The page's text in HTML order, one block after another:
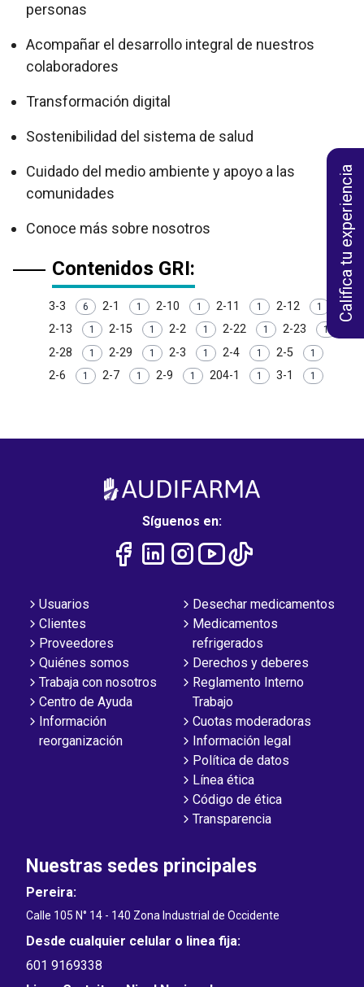
personas
Acompañar el desarrollo integral de nuestros
colaboradores
Transformación digital
Sostenibilidad del sistema de salud
Cuidado del medio ambiente y apoyo a las
comunidades
Conoce más sobre nosotros
Contenidos GRI:
3-3 6 2-1 1 2-10 1 2-11 1 2-12 1
2-13 1 2-15 1 2-2 1 2-22 1 2-23 1
2-28 1 2-29 1 2-3 1 2-4 1 2-5 1
2-6 1 2-7 1 2-9 1 204-1 1 3-1 1
Síguenos en:
Usuarios
Clientes
Proveedores
Quiénes somos
Trabaja con nosotros
Centro de Ayuda
Información
reorganización
Desechar medicamentos
Medicamentos
refrigerados
Derechos y deberes
Reglamento Interno
Trabajo
Cuotas moderadoras
Información legal
Política de datos
Línea ética
Código de ética
Transparencia
Nuestras sedes principales
Pereira:
Calle 105 N° 14 - 140 Zona Industrial de Occidente
Desde cualquier celular o linea fija:
601 9169338
Califica tu experiencia